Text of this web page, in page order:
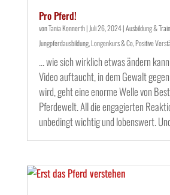
Pro Pferd!
vonTania Konnerth| Juli 26, 2024|Ausbildung &
Jungpferdausbildung,Longenkurs & Co,Positive
... wie sich wirklich etwas ändern
Video auftaucht, in dem Gewalt
wird, geht eine enorme Welle von
Pferdewelt. All die engagierten
unbedingt wichtig und lobenswert.